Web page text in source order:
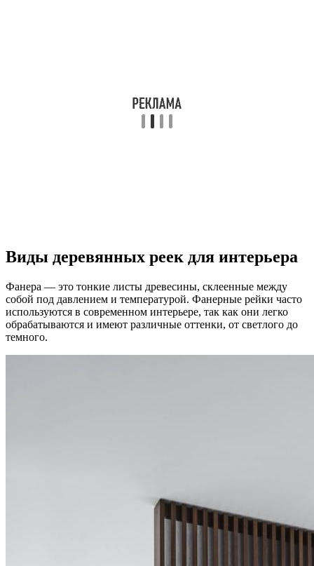
Виды деревянных реек для интерьера
Фанера — это тонкие листы древесины, склеенные между
собой под давлением и температурой. Фанерные рейки часто
используются в современном интерьере, так как они легко
обрабатываются и имеют различные оттенки, от светлого до
темного.